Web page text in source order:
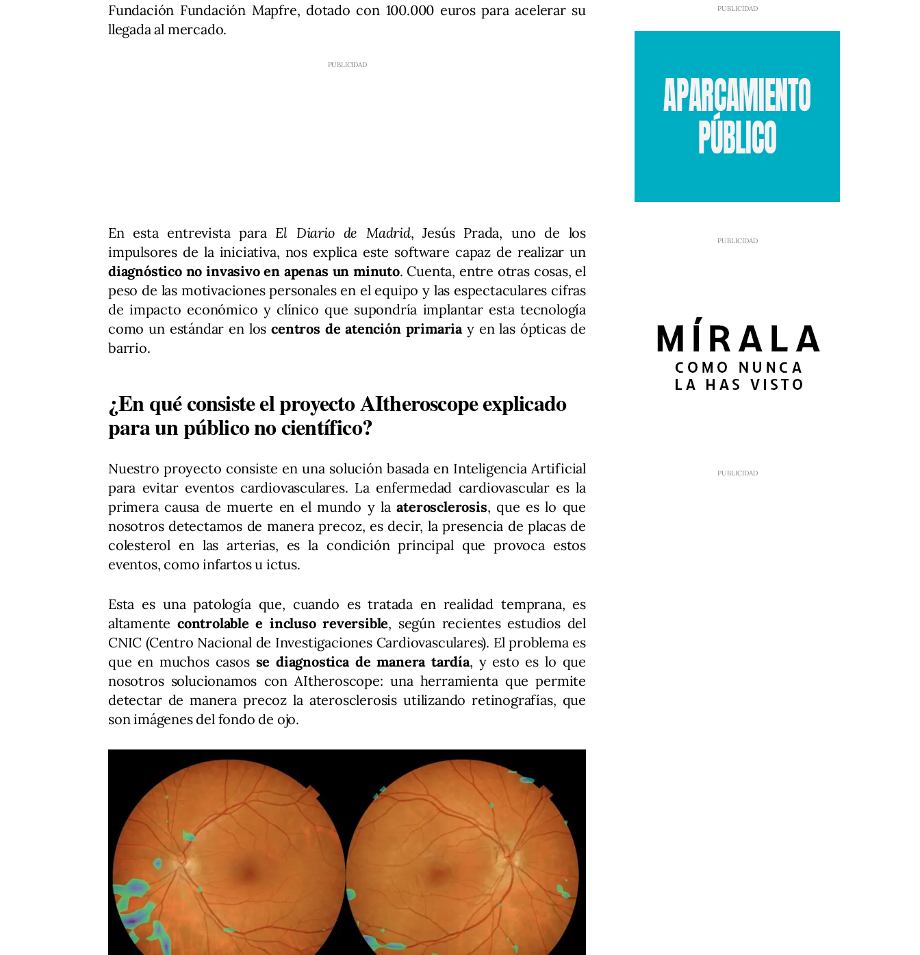
Fundación Fundación Mapfre, dotado con 100.000 euros para acelerar su
llegada al mercado.
En esta entrevista para El Diario de Madrid, Jesús Prada, uno de los
impulsores de la iniciativa, nos explica este software capaz de realizar un
diagnóstico no invasivo en apenas un minuto. Cuenta, entre otras cosas, el
peso de las motivaciones personales en el equipo y las espectaculares cifras
de impacto económico y clínico que supondría implantar esta tecnología
como un estándar en loscentros de atención primaria y en las ópticas de
barrio.
¿En qué consiste el proyecto AItheroscope explicado
para un público no científico?
Nuestro proyecto consiste en una solución basada en Inteligencia Artificial
para evitar eventos cardiovasculares. La enfermedad cardiovascular es la
primera causa de muerte en el mundo y laaterosclerosis, que es lo que
nosotros detectamos de manera precoz, es decir, la presencia de placas de
colesterol en las arterias, es la condición principal que provoca estos
eventos, como infartos u ictus.
Esta es una patología que, cuando es tratada en realidad temprana, es
altamente controlable e incluso reversible, según recientes estudios del
CNIC (Centro Nacional de Investigaciones Cardiovasculares). El problema es
que en muchos casos se diagnostica de manera tardía, y esto es lo que
nosotros solucionamos con AItheroscope: una herramienta que permite
detectar de manera precoz la aterosclerosis utilizando retinografías, que
son imágenes del fondo de ojo.